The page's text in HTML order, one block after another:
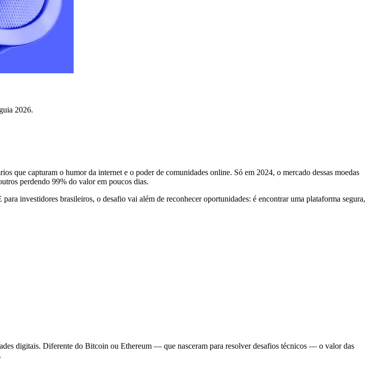
2026.
que capturam o humor da internet e o poder de comunidades online. Só em 2024, o mercado dessas moedas
perdendo 99% do valor em poucos dias.
investidores brasileiros, o desafio vai além de reconhecer oportunidades: é encontrar uma plataforma segura,
digitais. Diferente do Bitcoin ou Ethereum — que nasceram para resolver desafios técnicos — o valor das